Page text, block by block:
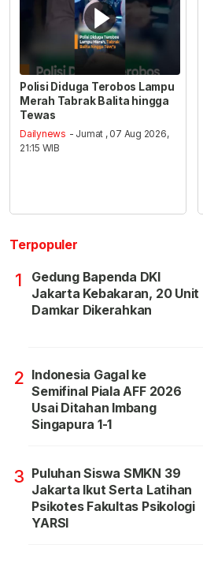
Polisi Diduga Terobos Lampu
Merah Tabrak Balita hingga
Tewas
Dailynews - Jumat , 07 Aug 2026,
21:15 WIB
Terpopuler
1
Gedung Bapenda DKI
Jakarta Kebakaran, 20 Unit
Damkar Dikerahkan
2 Indonesia Gagal ke
Semifinal Piala AFF 2026
Usai Ditahan Imbang
Singapura 1-1
3 Puluhan Siswa SMKN 39
Jakarta Ikut Serta Latihan
Psikotes Fakultas Psikologi
YARSI